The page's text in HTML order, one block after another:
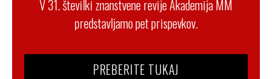
V 31. številki znanstvene revije Akademija MM
predstavljamo pet prispevkov.
PREBERITE TUKAJ